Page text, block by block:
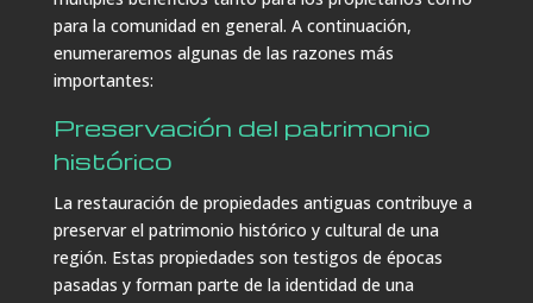
para la comunidad en general. A continuación,
enumeraremos algunas de las razones más
importantes:
Preservación del patrimonio
histórico
La restauración de propiedades antiguas contribuye a
preservar el patrimonio histórico y cultural de una
región. Estas propiedades son testigos de épocas
pasadas y forman parte de la identidad de una